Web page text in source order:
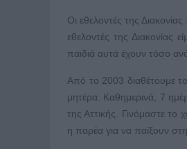
Οι εθελοντές της
εθελοντές της Διακονίας
παιδιά αυτά έχουν τόσο
Από το 2003 διαθέτουμε
μητέρα. Καθημερινά, 7
της Αττικής. Γινόμαστε
η παρέα για να παίξουν